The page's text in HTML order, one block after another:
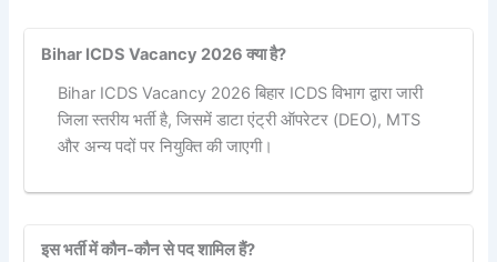
Bihar ICDS Vacancy 2026 क्या है?
Bihar ICDS Vacancy 2026 बिहार ICDS विभाग द्वारा जारी
जिला स्तरीय भर्ती है, जिसमें डाटा एंट्री ऑपरेटर (DEO), MTS
और अन्य पदों पर नियुक्ति की जाएगी।
इस भर्ती में कौन-कौन से पद शामिल हैं?